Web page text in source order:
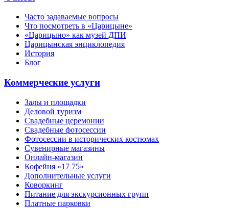
Часто задаваемые вопросы
Что посмотреть в «Царицыне»
«Царицыно» как музей ДПИ
Царицынская энциклопедия
История
Блог
Коммерческие услуги
Залы и площадки
Деловой туризм
Свадебные церемонии
Свадебные фотосессии
Фотосессии в исторических костюмах
Сувенирные магазины
Онлайн-магазин
Кофейня «17 75»
Дополнительные услуги
Коворкинг
Питание для экскурсионных групп
Платные парковки